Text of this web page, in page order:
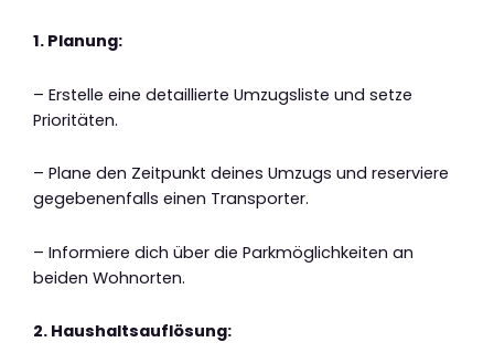
1. Planung:
– Erstelle eine detaillierte Umzugsliste und setze
Prioritäten.
– Plane den Zeitpunkt deines Umzugs und reserviere
gegebenenfalls einen Transporter.
– Informiere dich über die Parkmöglichkeiten an
beiden Wohnorten.
2. Haushaltsauflösung: